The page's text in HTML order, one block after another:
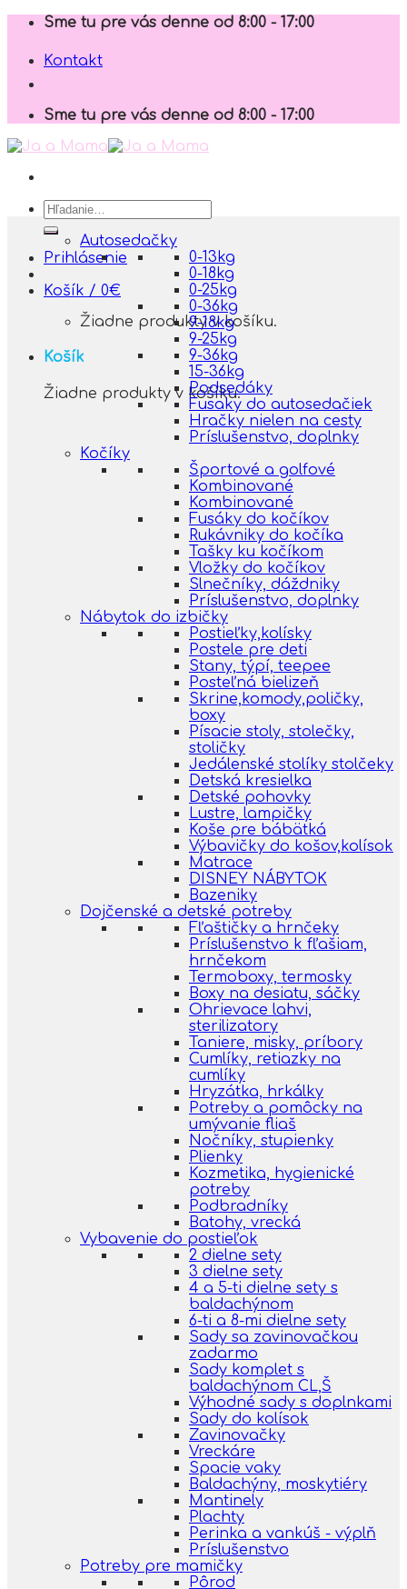
Skip
content
Sme tu pre vás denne od 8:00 - 17:00
Kontakt
Sme tu pre vás denne od 8:00 - 17:00
Hľadať:
Prihlásenie
Košík / 0€
Žiadne produkty v košíku.
Košík
Žiadne produkty v košíku.
Autosedačky
0-13kg
0-18kg
0-25kg
0-36kg
9-18kg
9-25kg
9-36kg
15-36kg
Podsedáky
Fusaky do autosedačiek
Hračky nielen na cesty
Príslušenstvo, doplnky
Kočíky
Športové a golfové
Kombinované
Kombinované
Fusáky do kočíkov
Rukávniky do kočíka
Tašky ku kočíkom
Vložky do kočíkov
Slnečníky, dáždniky
Príslušenstvo, doplnky
Nábytok do izbičky
Postieľky,kolísky
Postele pre deti
Stany, týpí, teepee
Posteľná bielizeň
Skrine,komody,poličky,
boxy
Písacie stoly, stolečky,
stoličky
Jedálenské stolíky stolčeky
Detská kresielka
Detské pohovky
Lustre, lampičky
Koše pre bábätká
Výbavičky do košov,kolísok
Matrace
DISNEY NÁBYTOK
Bazeniky
Dojčenské a detské potreby
Fľaštičky a hrnčeky
Príslušenstvo k fľašiam,
hrnčekom
Termoboxy, termosky
Boxy na desiatu, sáčky
Ohrievace lahvi,
sterilizatory
Taniere, misky, príbory
Cumlíky, retiazky na
cumlíky
Hryzátka, hrkálky
Potreby a pomôcky na
umývanie fliaš
Nočníky, stupienky
Plienky
Kozmetika, hygienické
potreby
Podbradníky
Batohy, vrecká
Vybavenie do postieľok
2 dielne sety
3 dielne sety
4 a 5-ti dielne sety s
baldachýnom
6-ti a 8-mi dielne sety
Sady sa zavinovačkou
zadarmo
Sady komplet s
baldachýnom CL,Š
Výhodné sady s doplnkami
Sady do kolísok
Zavinovačky
Vreckáre
Spacie vaky
Baldachýny, moskytiéry
Mantinely
Plachty
Perinka a vankúš - výplň
Príslušenstvo
Potreby pre mamičky
Pôrod